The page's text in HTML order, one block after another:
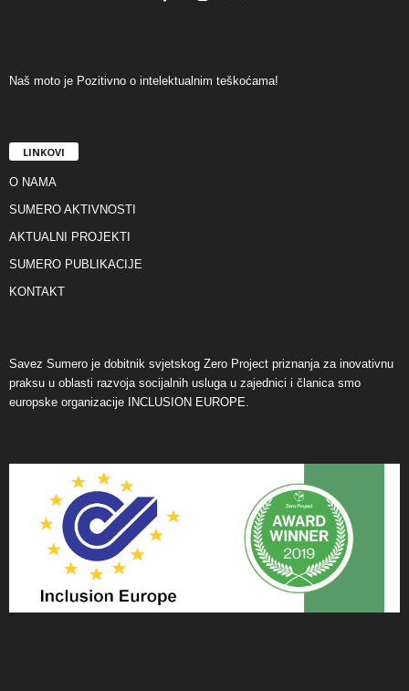
Naš moto je Pozitivno o intelektualnim teškoćama!
LINKOVI
O NAMA
SUMERO AKTIVNOSTI
AKTUALNI PROJEKTI
SUMERO PUBLIKACIJE
KONTAKT
Savez Sumero je dobitnik svjetskog Zero Project priznanja za inovativnu
praksu u oblasti razvoja socijalnih usluga u zajednici i članica smo
europske organizacije INCLUSION EUROPE.